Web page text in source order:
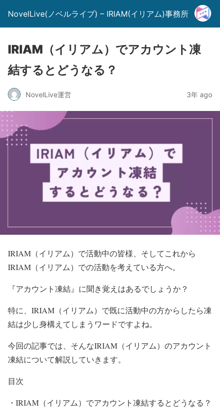
NovelLive(ノベルライブ) – IRIAM(イリアム)事務所
IRIAM（イリアム）でアカウント凍
結するとどうなる？
NovelLive運営 3年 ago
IRIAM（イリアム）で活動中の皆様、そしてこれから
IRIAM（イリアム）での活動を考えている方へ。
『アカウント凍結』に聞き覚えはあるでしょうか？
特に、IRIAM （イリアム）で既に活動中の方からしたら凍
結は少し身構えてしまうワードですよね。
今回の記事では、そんなIRIAM（イリアム）のアカウント
凍結について解説していきます。
目次
・IRIAM（イリアム）でアカウント凍結するとどうなる？